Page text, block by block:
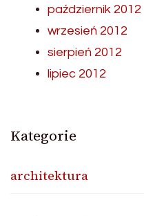
październik 2012
wrzesień 2012
sierpień 2012
lipiec 2012
Kategorie
architektura